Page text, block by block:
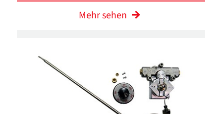
Mehr sehen